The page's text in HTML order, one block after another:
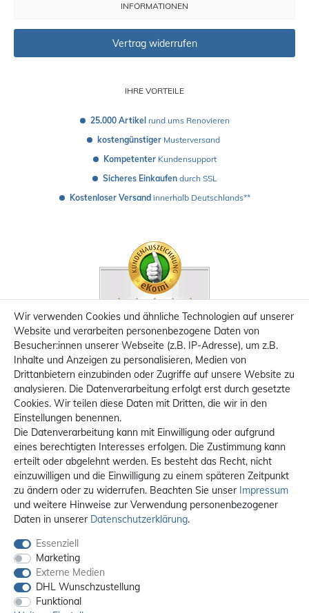
IHRE VORTEILE
25.000 Artikel rund ums Renovieren
kostengünstiger Musterversand
Kompetenter Kundensupport
Sicheres Einkaufen durch SSL
Kostenloser Versand innerhalb Deutschlands**
INFORMATIONEN
Vertrag widerrufen
Wir verwenden Cookies und ähnliche Technologien auf unserer
Website und verarbeiten personenbezogene Daten von
Besucher:innen unserer Webseite (z.B. IP-Adresse), um z.B.
Inhalte und Anzeigen zu personalisieren, Medien von
Drittanbietern einzubinden oder Zugriffe auf unsere Website zu
analysieren. Die Datenverarbeitung erfolgt erst durch gesetzte
Cookies. Wir teilen diese Daten mit Dritten, die wir in den
Einstellungen benennen.
Die Datenverarbeitung kann mit Einwilligung oder aufgrund
eines berechtigten Interesses erfolgen. Die Zustimmung kann
erteilt oder abgelehnt werden. Es besteht das Recht, nicht
einzuwilligen und die Einwilligung zu einem späteren Zeitpunkt
zu ändern oder zu widerrufen. Beachten Sie unser Impressum
und weitere Hinweise zur Verwendung personenbezogener
Daten in unserer Daten­schutz­erklärung.
Essenziell
Marketing
Externe Medien
DHL Wunschzustellung
Funktional